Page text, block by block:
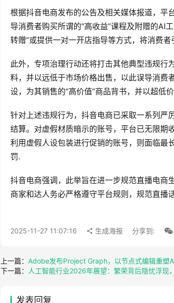
根据抖音电商发布的公告及相关媒体报道，平
导消费者购买所谓的“高收益”课程及附赠的AI
转赠”或提供一对一开店指导等方式，将消费
此外，专项治理行动还将打击其他典型违规
料，并以远低于市场价格出售，以此误导消费
设，为其销售的“高价值”商品背书，并以超低
针对上述违规行为，抖音电商已采取一系列严
结算。对虚假材质暗示的账号，平台已无限期
利用虚假人设包装进行促销的账号，则面临最
罚.
抖音电商强调，此举旨在进一步规范直播电商
商家和达人务必严格遵守平台规则，规范直播
2025-11-27 11:07:16 生成海报 分享到:
上一篇： Adobe发布Project Graph，以节点式编辑重塑
下一篇：
人工智能行业2026年展望：繁荣背后隐忧浮现
发表回复